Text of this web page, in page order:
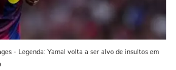
- Legenda: Yamal volta a ser alvo de insultos em